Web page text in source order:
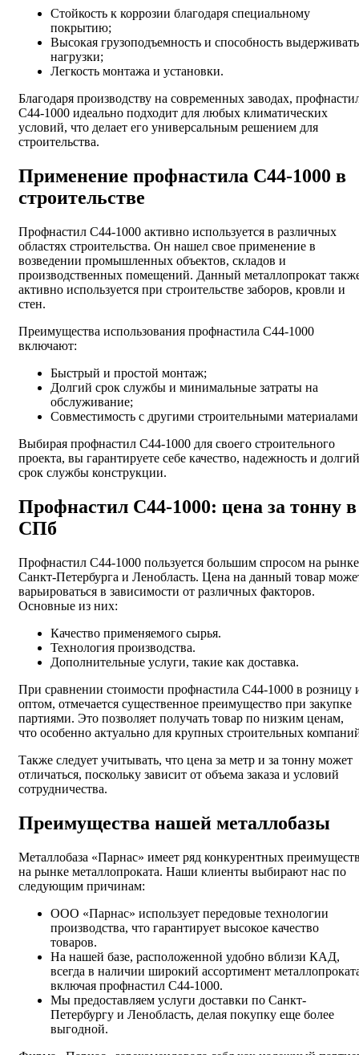
Стойкость к коррозии благодаря специальному
покрытию;
Высокая грузоподъемность и способность выдерживать
нагрузки;
Легкость монтажа и установки.
Благодаря производству на современных заводах,
С44-1000 идеально подходит для любых климатических
условий, что делает его универсальным решением для
строительства.
Применение профнастила С44-1000 в
строительстве
Профнастил С44-1000 активно используется в различных
областях строительства. Он нашел свое применение в
возведении промышленных объектов, складов и
производственных помещений. Данный металлопрокат
активно используется при строительстве заборов, кровли и
стен.
Преимущества использования профнастила С44-1000
включают:
Быстрый и простой монтаж;
Долгий срок службы и минимальные затраты на
обслуживание;
Совместимость с другими строительными
Выбирая профнастил С44-1000 для своего строительного
проекта, вы гарантируете себе качество, надежность и долгий
срок службы конструкции.
Профнастил С44-1000: цена за тонну в
СПб
Профнастил С44-1000 пользуется большим спросом на рынке
Санкт-Петербурга и Ленобласть. Цена на данный товар
варьироваться в зависимости от различных факторов.
Основные из них:
Качество применяемого сырья.
Технология производства.
Дополнительные услуги, такие как доставка.
При сравнении стоимости профнастила С44-1000 в розницу
оптом, отмечается существенное преимущество при закупке
партиями. Это позволяет получать товар по низким ценам,
что особенно актуально для крупных строительных
Также следует учитывать, что цена за метр и за тонну может
отличаться, поскольку зависит от объема заказа и условий
сотрудничества.
Преимущества нашей металлобазы
Металлобаза «Парнас» имеет ряд конкурентных
на рынке металлопроката. Наши клиенты выбирают нас по
следующим причинам:
ООО «Парнас» использует передовые технологии
производства, что гарантирует высокое качество
товаров.
На нашей базе, расположенной удобно вблизи КАД,
всегда в наличии широкий ассортимент
включая профнастил С44-1000.
Мы предоставляем услуги доставки по Санкт-
Петербургу и Ленобласть, делая покупку еще более
выгодной.